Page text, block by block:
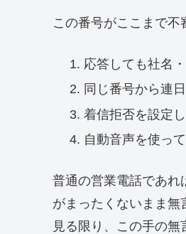
この番号がここまで不
応答しても社名
同じ番号から連
着信拒否を設定
自動音声を使っ
普通の営業電話であれ
がまったくないまま
見る限り、この手の